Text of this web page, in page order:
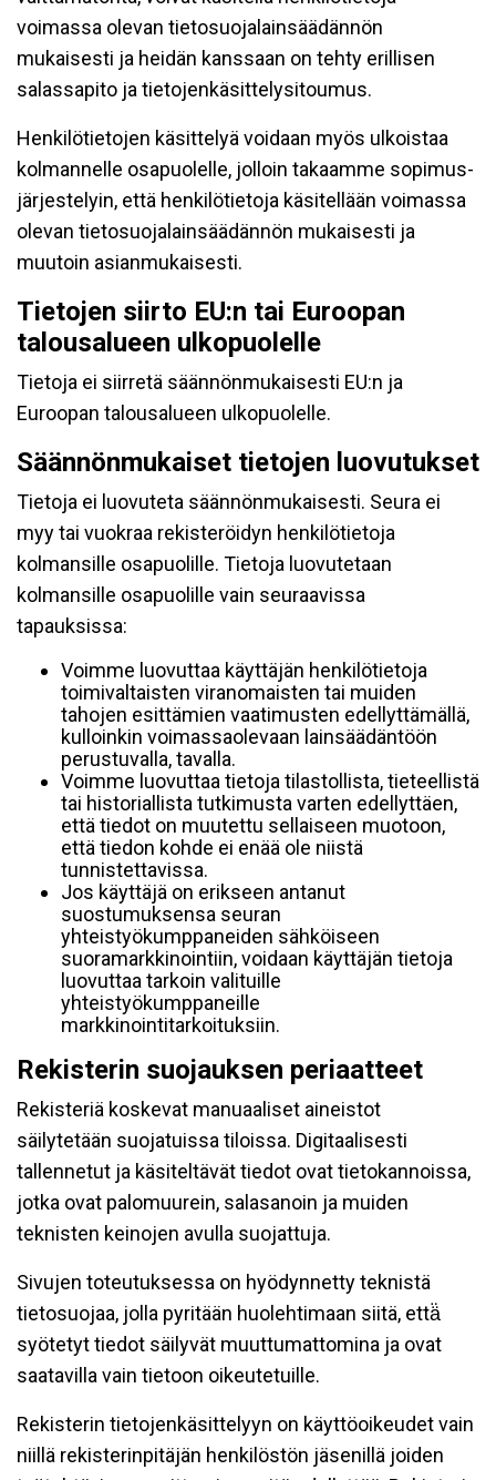
voimassa olevan tietosuojalainsäädännön
mukaisesti ja heidän kanssaan on tehty erillisen
salassapito ja tietojenkäsittelysitoumus.
Henkilötietojen käsittelyä voidaan myös ulkoistaa
kolmannelle osapuolelle, jolloin takaamme sopimus-
järjestelyin, että henkilötietoja käsitellään voimassa
olevan tietosuojalainsäädännön mukaisesti ja
muutoin asianmukaisesti.
Tietojen siirto EU:n tai Euroopan
talousalueen ulkopuolelle
Tietoja ei siirretä säännönmukaisesti EU:n ja
Euroopan talousalueen ulkopuolelle.
Säännönmukaiset tietojen luovutukset
Tietoja ei luovuteta säännönmukaisesti. Seura ei
myy tai vuokraa rekisteröidyn henkilötietoja
kolmansille osapuolille. Tietoja luovutetaan
kolmansille osapuolille vain seuraavissa
tapauksissa:
Voimme luovuttaa käyttäjän henkilötietoja
toimivaltaisten viranomaisten tai muiden
tahojen esittämien vaatimusten edellyttämällä,
kulloinkin voimassaolevaan lainsäädäntöön
perustuvalla, tavalla.
Voimme luovuttaa tietoja tilastollista, tieteellistä
tai historiallista tutkimusta varten edellyttäen,
että tiedot on muutettu sellaiseen muotoon,
että tiedon kohde ei enää ole niistä
tunnistettavissa.
Jos käyttäjä on erikseen antanut
suostumuksensa seuran
yhteistyökumppaneiden sähköiseen
suoramarkkinointiin, voidaan käyttäjän tietoja
luovuttaa tarkoin valituille
yhteistyökumppaneille
markkinointitarkoituksiin.
Rekisterin suojauksen periaatteet
Rekisteriä koskevat manuaaliset aineistot
säilytetään suojatuissa tiloissa. Digitaalisesti
tallennetut ja käsiteltävät tiedot ovat tietokannoissa,
jotka ovat palomuurein, salasanoin ja muiden
teknisten keinojen avulla suojattuja.
Sivujen toteutuksessa on hyödynnetty teknistä
tietosuojaa, jolla pyritään huolehtimaan siitä, että̈
syötetyt tiedot säilyvät muuttumattomina ja ovat
saatavilla vain tietoon oikeutetuille.
Rekisterin tietojenkäsittelyyn on käyttöoikeudet vain
niillä rekisterinpitäjän henkilöstön jäsenillä joiden